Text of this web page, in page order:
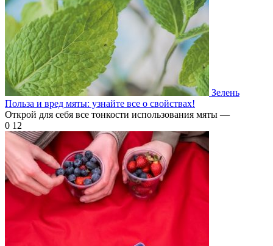
Зелень
Польза и вред мяты: узнайте все о свойствах!
Открой для себя все тонкости использования мяты —
0 12